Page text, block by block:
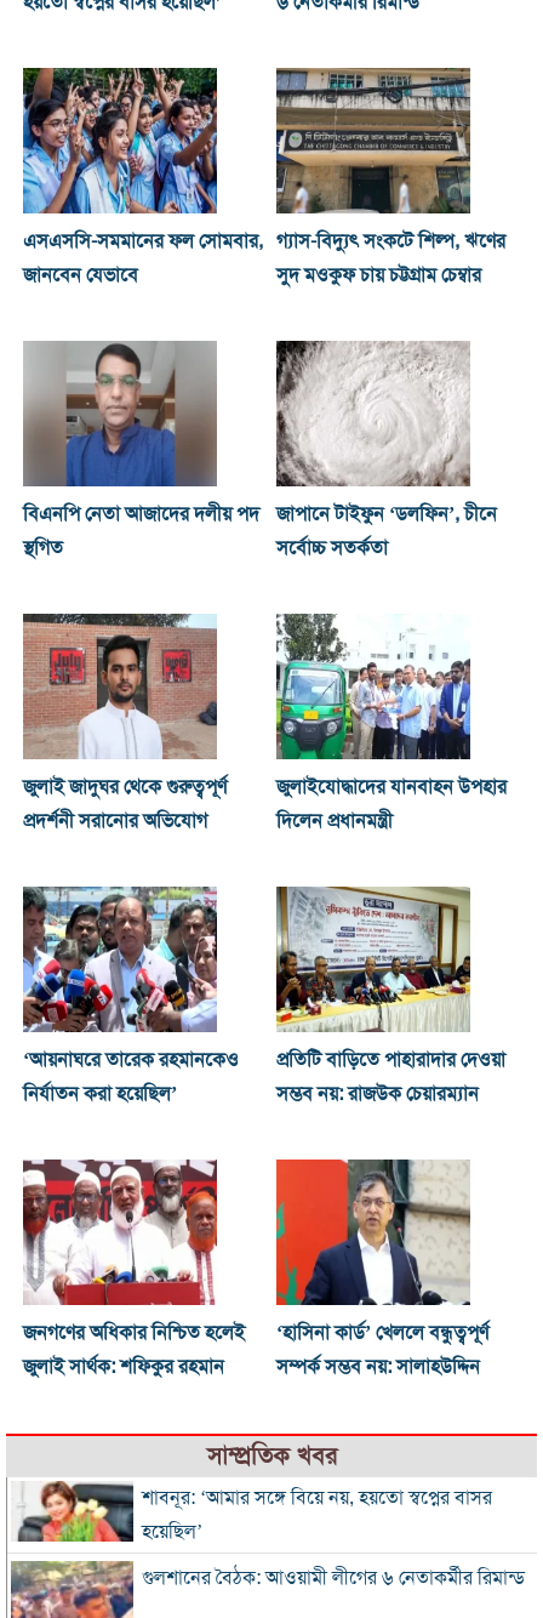
এসএসসি-সমমানের ফল সোমবার,
জানবেন যেভাবে
গ্যাস-বিদ্যুৎ সংকটে শিল্প, ঋণের
সুদ মওকুফ চায় চট্টগ্রাম চেম্বার
বিএনপি নেতা আজাদের দলীয় পদ
স্থগিত
জাপানে টাইফুন ‘ডলফিন’, চীনে
সর্বোচ্চ সতর্কতা
জুলাই জাদুঘর থেকে গুরুত্বপূর্ণ
প্রদর্শনী সরানোর অভিযোগ
জুলাইযোদ্ধাদের যানবাহন উপহার
দিলেন প্রধানমন্ত্রী
‘আয়নাঘরে তারেক রহমানকেও
নির্যাতন করা হয়েছিল’
প্রতিটি বাড়িতে পাহারাদার দেওয়া
সম্ভব নয়: রাজউক চেয়ারম্যান
জনগণের অধিকার নিশ্চিত হলেই
জুলাই সার্থক: শফিকুর রহমান
‘হাসিনা কার্ড’ খেললে বন্ধুত্বপূর্ণ
সম্পর্ক সম্ভব নয়: সালাহউদ্দিন
সাম্প্রতিক খবর
শাবনূর: ‘আমার সঙ্গে বিয়ে নয়, হয়তো স্বপ্নের বাসর
হয়েছিল’
গুলশানের বৈঠক: আওয়ামী লীগের ৬ নেতাকর্মীর রিমান্ড